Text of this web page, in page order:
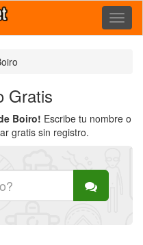
Gratis
Boiro! Escribe tu nombre o
gratis sin registro.